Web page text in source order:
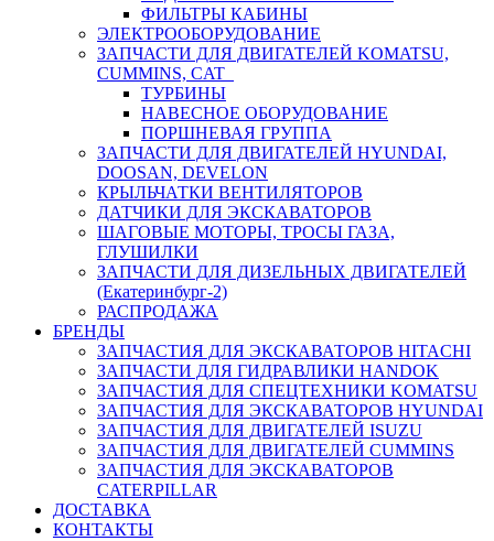
ФИЛЬТРЫ КАБИНЫ
ЭЛЕКТРООБОРУДОВАНИЕ
ЗАПЧАСТИ ДЛЯ ДВИГАТЕЛЕЙ KOMATSU,
CUMMINS, CAT
ТУРБИНЫ
НАВЕСНОЕ ОБОРУДОВАНИЕ
ПОРШНЕВАЯ ГРУППА
ЗАПЧАСТИ ДЛЯ ДВИГАТЕЛЕЙ HYUNDAI,
DOOSAN, DEVELON
КРЫЛЬЧАТКИ ВЕНТИЛЯТОРОВ
ДАТЧИКИ ДЛЯ ЭКСКАВАТОРОВ
ШАГОВЫЕ МОТОРЫ, ТРОСЫ ГАЗА,
ГЛУШИЛКИ
ЗАПЧАСТИ ДЛЯ ДИЗЕЛЬНЫХ ДВИГАТЕЛЕЙ
(Екатеринбург-2)
РАСПРОДАЖА
БРЕНДЫ
ЗАПЧАСТИЯ ДЛЯ ЭКСКАВАТОРОВ HITACHI
ЗАПЧАСТИ ДЛЯ ГИДРАВЛИКИ HANDOK
ЗАПЧАСТИЯ ДЛЯ СПЕЦТЕХНИКИ KOMATSU
ЗАПЧАСТИЯ ДЛЯ ЭКСКАВАТОРОВ HYUNDAI
ЗАПЧАСТИЯ ДЛЯ ДВИГАТЕЛЕЙ ISUZU
ЗАПЧАСТИЯ ДЛЯ ДВИГАТЕЛЕЙ CUMMINS
ЗАПЧАСТИЯ ДЛЯ ЭКСКАВАТОРОВ
CATERPILLAR
ДОСТАВКА
КОНТАКТЫ